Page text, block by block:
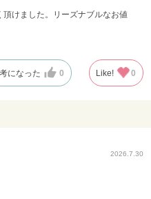
けました。リーズナブルなお値
になった 0 Like! 0
2026.7.30